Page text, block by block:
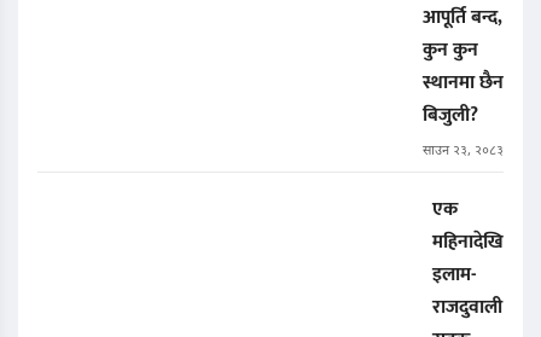
आपूर्ति बन्द,
कुन कुन
स्थानमा छैन
बिजुली?
साउन २३, २०८३
एक
महिनादेखि
इलाम-
राजदुवाली